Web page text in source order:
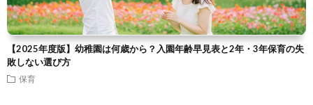
【2025年度版】幼稚園は何歳から？入園年齢早見表と2年・3年保育の失
敗しない選び方
保育